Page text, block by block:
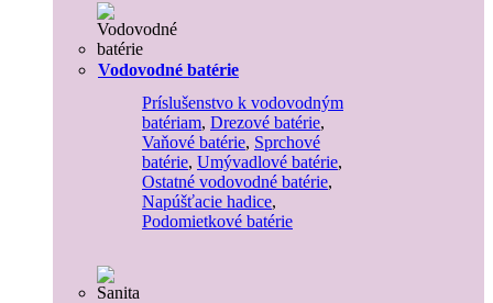
Vodovodné batérie
Príslušenstvo k vodovodným
batériam, Drezové batérie,
Vaňové batérie, Sprchové
batérie, Umývadlové batérie,
Ostatné vodovodné batérie,
Napúšťacie hadice,
Podomietkové batérie